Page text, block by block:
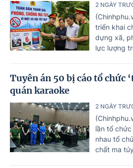
2 NGÀY
triển khai
dựng xã,
lực lượng
Tuyên án 50 bị cáo tổ chức
quán karaoke
2 NGÀY
lần tổ
nhau tổ
chất ma